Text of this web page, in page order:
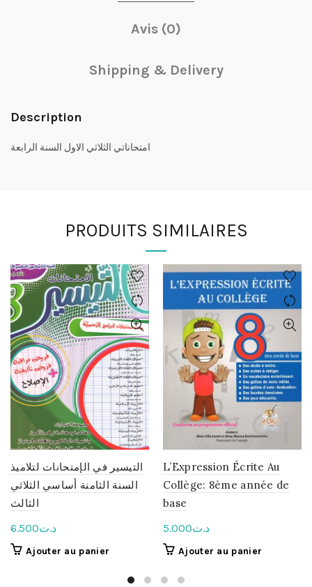
Avis (0)
Shipping & Delivery
Description
امتحاناتي الثلاثي الاول السنة الرابعة
PRODUITS SIMILAIRES
التيسير في الإمتحانات لتلاميذ
السنة الثامنة أساسي الثلاثي
الثالث
د.ت6.500
Ajouter au panier
L’Expression Écrite Au
Collège: 8ème année de
base
د.ت5.000
Ajouter au panier